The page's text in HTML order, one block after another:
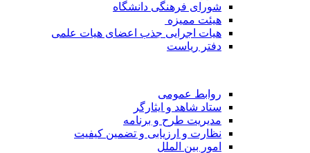
شورای فرهنگی دانشگاه
هیئت ممیزه
هیات اجرایی جذب اعضای هیات علمی
دفتر ریاست
روابط عمومی
ستاد شاهد و ایثارگر
مدیریت طرح و برنامه
نظارت و ارزیابی و تضمین کیفیت
امور بین الملل